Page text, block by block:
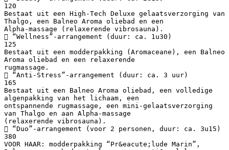
120
Bestaat uit een High-Tech Deluxe gelaatsverzorging van
Thalgo, een Balneo Aroma oliebad en een
Alpha-massage (relaxerende vibrosauna).
 “Wellness”-arrangement (duur: ca. 1u30)
125
Bestaat uit een modderpakking (Aromaceane), een Balneo
Aroma oliebad en een relaxerende
rugmassage.
 “Anti-Stress”-arrangement (duur: ca. 3 uur)
165
Bestaat uit een Balneo Aroma oliebad, een volledige
algenpakking van het lichaam, een
ontspannende rugmassage, een mini-gelaatsverzorging
van Thalgo en aan Alpha-massage
(relaxerende vibrosauna).
 “Duo”-arrangement (voor 2 personen, duur: ca. 3u15)
380
VOOR HAAR: modderpakking “Pr&eacute;lude Marin”,